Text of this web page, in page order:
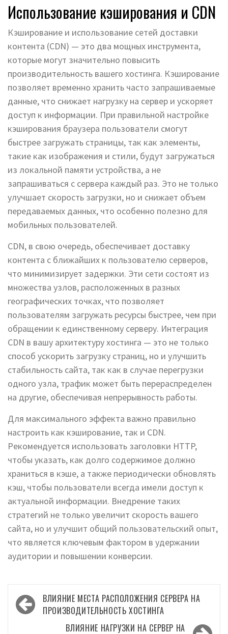
Использование кэширования и CDN
Кэширование и использование сетей доставки
контента (CDN) — это два мощных инструмента,
которые могут значительно повысить
производительность вашего хостинга. Кэширование
позволяет временно хранить часто запрашиваемые
данные, что снижает нагрузку на сервер и ускоряет
доступ к информации. При правильной настройке
кэширования браузера пользователи смогут
быстрее загружать страницы, так как элементы,
такие как изображения и стили, будут загружаться
из локальной памяти устройства, а не
запрашиваться с сервера каждый раз. Это не только
улучшает скорость загрузки, но и снижает объем
передаваемых данных, что особенно полезно для
мобильных пользователей.
CDN, в свою очередь, обеспечивает доставку
контента с ближайших к пользователю серверов,
что минимизирует задержки. Эти сети состоят из
множества узлов, расположенных в разных
географических точках, что позволяет
пользователям загружать ресурсы быстрее, чем при
обращении к единственному серверу. Интеграция
CDN в вашу архитектуру хостинга — это не только
способ ускорить загрузку страниц, но и улучшить
стабильность сайта, так как в случае перегрузки
одного узла, трафик может быть перераспределен
на другие, обеспечивая непрерывность работы.
Для максимального эффекта важно правильно
настроить как кэширование, так и CDN.
Рекомендуется использовать заголовки HTTP,
чтобы указать, как долго содержимое должно
храниться в кэше, а также периодически обновлять
кэш, чтобы пользователи всегда имели доступ к
актуальной информации. Внедрение таких
стратегий не только увеличит скорость вашего
сайта, но и улучшит общий пользовательский опыт,
что является ключевым фактором в удержании
аудитории и повышении конверсии.
Навигация
по
ВЛИЯНИЕ МЕСТА РАСПОЛОЖЕНИЯ СЕРВЕРА НА
ПРОИЗВОДИТЕЛЬНОСТЬ ХОСТИНГА
ВЛИЯНИЕ НАГРУЗКИ НА СЕРВЕР НА